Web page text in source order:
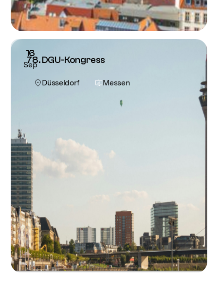
78. DGU-Kongress
Düsseldorf Messen
16
Sep